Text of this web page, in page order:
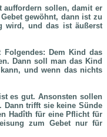
auffordern sollen, damit er
gewöhnt, dann ist zu
wird, und das ist äußerst
Dem Kind das
Dann soll man das Kind
und wenn das nichts
es gut. Ansonsten sollen
Dann trifft sie keine Sünde
Hadîth für eine Pflicht für
zum Gebet nur für